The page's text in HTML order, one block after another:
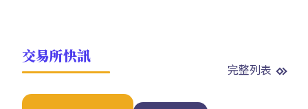
交易所快訊
完整列表